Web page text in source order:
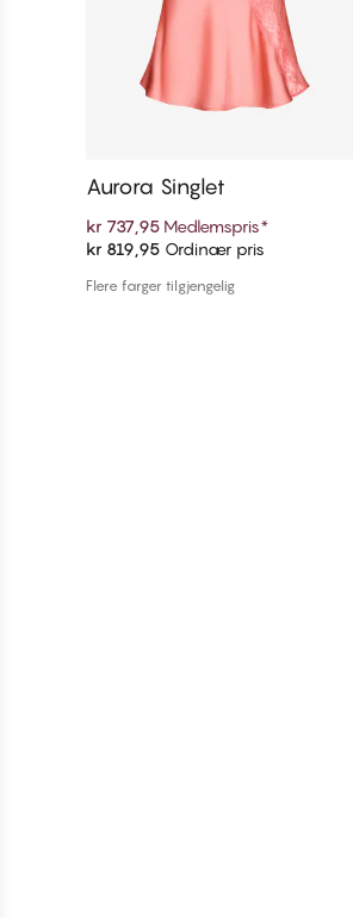
Legg i handlekurven
Aurora Singlet
kr 737,95 Medlemspris*
kr 819,95 Ordinær pris
Flere farger tilgjengelig